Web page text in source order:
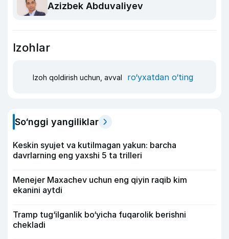
Azizbek Abduvaliyev
Izohlar
Izoh qoldirish uchun, avval ro‘yxatdan o‘ting
So‘nggi yangiliklar
Keskin syujet va kutilmagan yakun: barcha
davrlarning eng yaxshi 5 ta trilleri
Menejer Maxachev uchun eng qiyin raqib kim
ekanini aytdi
Tramp tug‘ilganlik bo‘yicha fuqarolik berishni
chekladi